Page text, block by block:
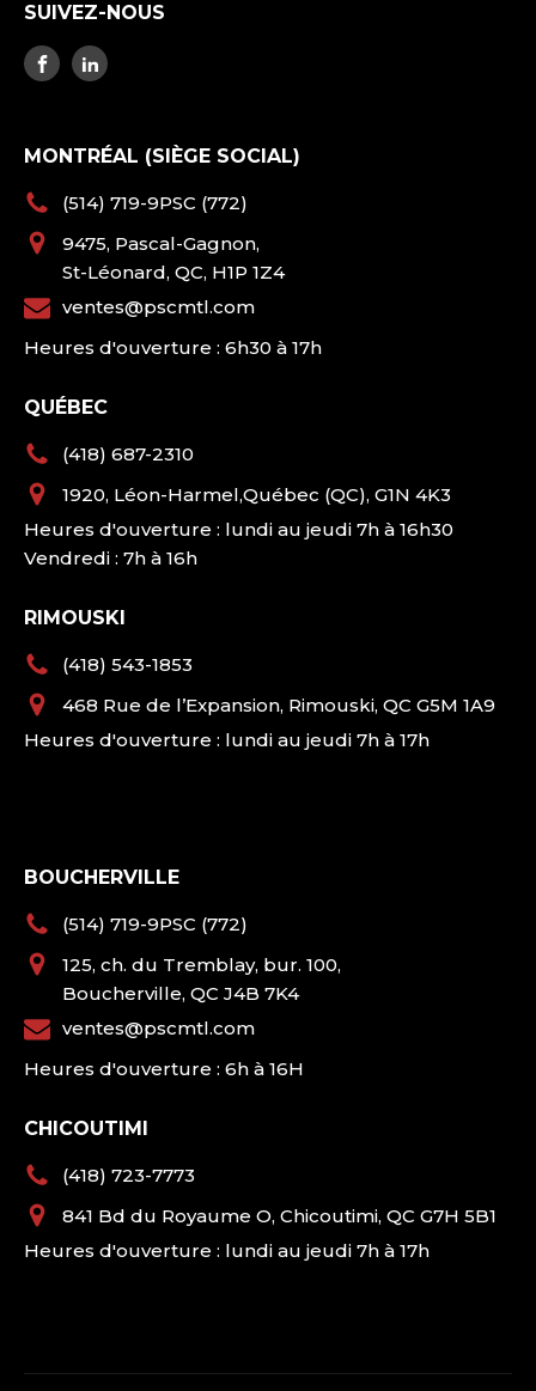
SUIVEZ-NOUS
MONTRÉAL (SIÈGE SOCIAL)
(514) 719-9PSC (772)
9475, Pascal-Gagnon,
St-Léonard, QC, H1P 1Z4
ventes@pscmtl.com
Heures d'ouverture : 6h30 à 17h
QUÉBEC
(418) 687-2310
1920, Léon-Harmel,Québec (QC), G1N 4K3
Heures d'ouverture : lundi au jeudi 7h à 16h30
Vendredi : 7h à 16h
RIMOUSKI
(418) 543-1853
468 Rue de l’Expansion, Rimouski, QC G5M 1A9
Heures d'ouverture : lundi au jeudi 7h à 17h
BOUCHERVILLE
(514) 719-9PSC (772)
125, ch. du Tremblay, bur. 100,
Boucherville, QC J4B 7K4
ventes@pscmtl.com
Heures d'ouverture : 6h à 16H
CHICOUTIMI
(418) 723-7773
841 Bd du Royaume O, Chicoutimi, QC G7H 5B1
Heures d'ouverture : lundi au jeudi 7h à 17h